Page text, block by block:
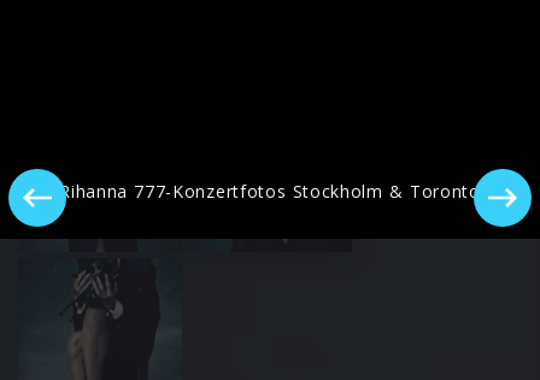
Rihanna 777-Konzertfotos Stockholm & Toronto